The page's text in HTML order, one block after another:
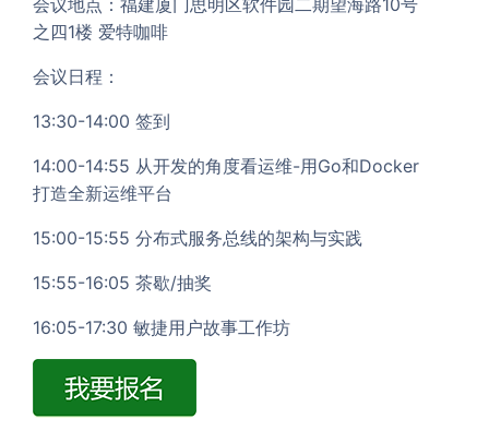
之四1楼 爱特咖啡
会议日程：
13:30-14:00 签到
14:00-14:55 从开发的角度看运维-用Go和Docker
打造全新运维平台
15:00-15:55 分布式服务总线的架构与实践
15:55-16:05 茶歇/抽奖
16:05-17:30 敏捷用户故事工作坊